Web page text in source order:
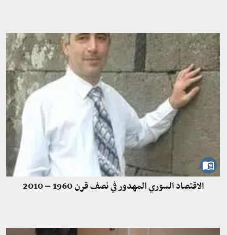
الاقتصاد السوري المهدور في نصف قرن 1960 – 2010